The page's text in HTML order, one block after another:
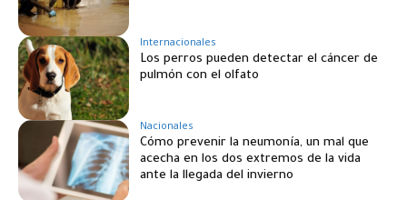
Internacionales
Los perros pueden detectar el cáncer de
pulmón con el olfato
Nacionales
Cómo prevenir la neumonía, un mal que
acecha en los dos extremos de la vida
ante la llegada del invierno